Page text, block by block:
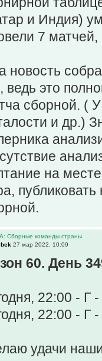
и Индия)
7 матчей,
новость
ведь это
сборной. (
и др.)
на
Сборные команды страны.
27 мар 2022, 10:09
60. День
22:00 -
22:00 - Г
удачи